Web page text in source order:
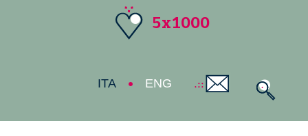
5x1000
ITA ENG